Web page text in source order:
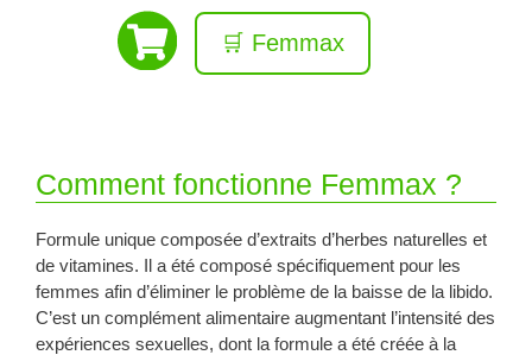
🛒 Femmax
Comment fonctionne Femmax ?
Formule unique composée d’extraits d’herbes naturelles et
de vitamines. Il a été composé spécifiquement pour les
femmes afin d’éliminer le problème de la baisse de la libido.
C’est un complément alimentaire augmentant l’intensité des
expériences sexuelles, dont la formule a été créée à la